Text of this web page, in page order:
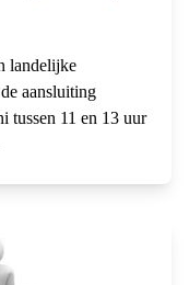
landelijke
aansluiting
tussen 11 en 13 uur